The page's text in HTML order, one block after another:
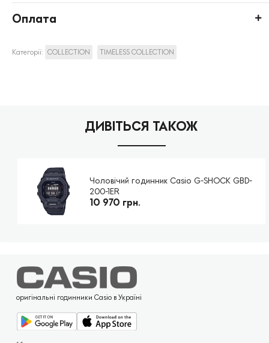
Оплата
Категорії: COLLECTION TIMELESS COLLECTION
ДИВІТЬСЯ ТАКОЖ
Чоловічий годинник Casio G-SHOCK GBD-
200-1ER
10 970 грн.
оригінальні годинники Casio в Україні